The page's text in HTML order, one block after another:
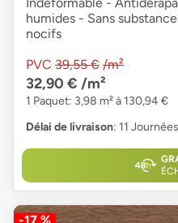
humides - Sans
nocifs
PVC 39,55 € /m²
32,90 € /m²
1 Paquet: 3,98 m² à 130,94 €
Délai de livraison: 11 Journées